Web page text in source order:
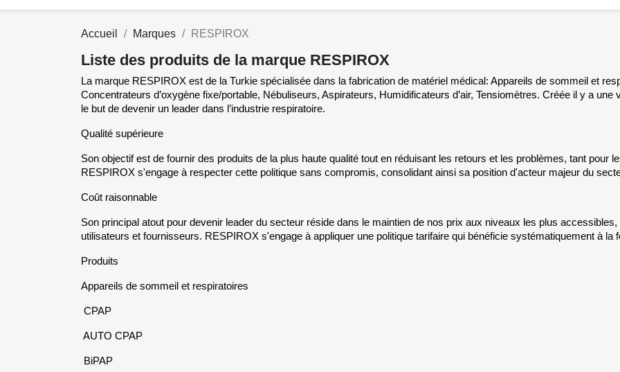
Accueil Marques RESPIROX
Liste des produits de la marque RESPIROX
La marque RESPIROX est de la Turkie spécialisée dans la fabrication de matériel médical: Appareils de sommeil et
Concentrateurs d’oxygène fixe/portable, Nébuliseurs, Aspirateurs, Humidificateurs d’air, Tensiomètres. Créée il y a une
le but de devenir un leader dans l’industrie respiratoire.
Qualité supérieure
Son objectif est de fournir des produits de la plus haute qualité tout en réduisant les retours et les problèmes, tant pour
RESPIROX s'engage à respecter cette politique sans compromis, consolidant ainsi sa position d'acteur majeur du
Coût raisonnable
Son principal atout pour devenir leader du secteur réside dans le maintien de nos prix aux niveaux les plus
utilisateurs et fournisseurs. RESPIROX s'engage à appliquer une politique tarifaire qui bénéficie systématiquement à
Produits
Appareils de sommeil et respiratoires
CPAP
AUTO CPAP
BiPAP